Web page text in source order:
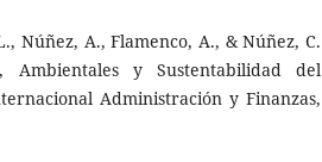
Núñez, A., Flamenco, A., & Núñez, C.
Ambientales y Sustentabilidad del
Administración y Finanzas,